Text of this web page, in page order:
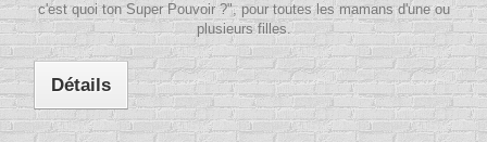
c'est quoi ton Super Pouvoir ?", pour toutes les mamans d'une ou
plusieurs filles.
Détails